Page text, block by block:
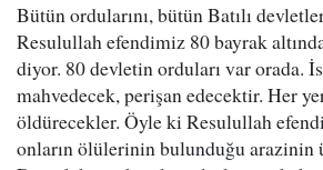
Bütün ordularını, bütün Batılı
Resulullah efendimiz 80 bayrak
diyor. 80 devletin orduları var orada.
mahvedecek, perişan edecektir. Her
öldürecekler. Öyle ki Resulullah
onların ölülerinin bulunduğu arazinin